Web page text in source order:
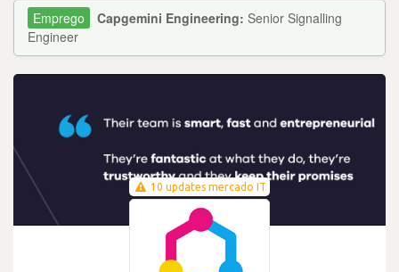
Capgemini Engineering: Senior Signalling
Engineer
10 updates mercado IT